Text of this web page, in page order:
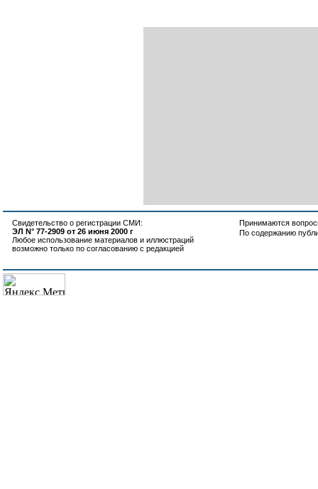
Свидетельство о регистрации СМИ:
ЭЛ N° 77-2909 от 26 июня 2000 г
Любое использование материалов и иллюстраций
возможно только по согласованию с редакцией
Принимаются
По содержанию